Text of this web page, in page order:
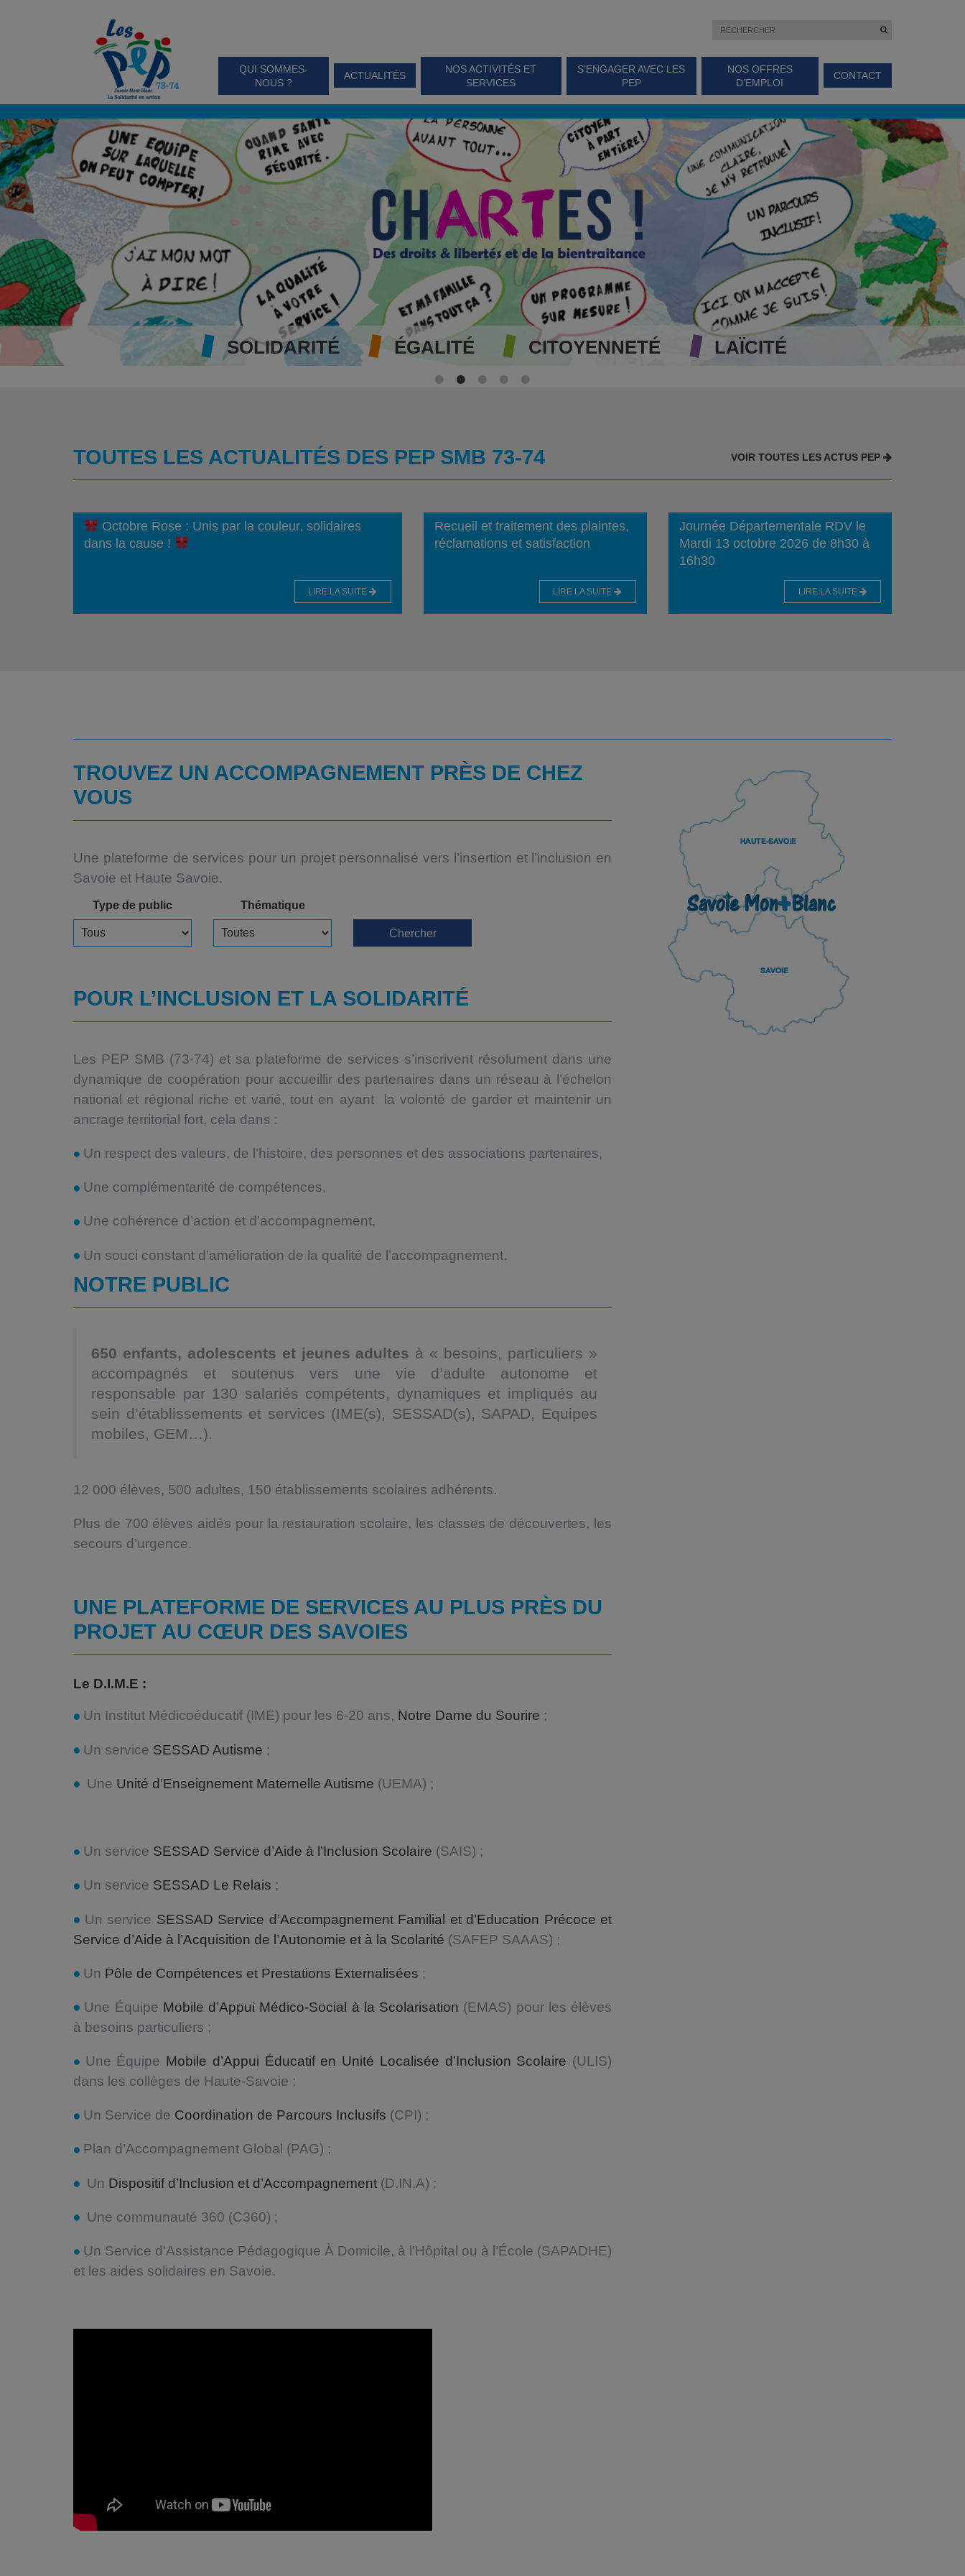
QUI SOMMES-
NOUS ?
ACTUALITÉS
NOS ACTIVITÉS ET
SERVICES
S’ENGAGER AVEC LES
PEP
NOS OFFRES
D’EMPLOI
CONTACT
SOLIDARITÉ ÉGALITÉ CITOYENNETÉ LAÏCITÉ
VOIR TOUTES LES ACTUS PEP
TOUTES LES ACTUALITÉS DES PEP SMB 73-74
Octobre Rose : Unis par la couleur, solidaires
dans la cause !
LIRE LA SUITE
Recueil et traitement des plaintes,
réclamations et satisfaction
LIRE LA SUITE
Journée Départementale RDV le
Mardi 13 octobre 2026 de 8h30 à
16h30
LIRE LA SUITE
TROUVEZ UN ACCOMPAGNEMENT PRÈS DE CHEZ
VOUS
Une plateforme de services pour un projet personnalisé vers l’insertion et l’inclusion en
Savoie et Haute Savoie.
Type de public Thématique
Chercher
POUR L’INCLUSION ET LA SOLIDARITÉ
Les PEP SMB (73-74) et sa plateforme de services s’inscrivent résolument dans une
dynamique de coopération pour accueillir des partenaires dans un réseau à l’échelon
national et régional riche et varié, tout en ayant la volonté de garder et maintenir un
ancrage territorial fort, cela dans :
Un respect des valeurs, de l’histoire, des personnes et des associations partenaires,
Une complémentarité de compétences,
Une cohérence d’action et d’accompagnement,
Un souci constant d’amélioration de la qualité de l’accompagnement.
NOTRE PUBLIC
650 enfants, adolescents et jeunes adultes à « besoins, particuliers »
accompagnés et soutenus vers une vie d’adulte autonome et
responsable par 130 salariés compétents, dynamiques et impliqués au
sein d’établissements et services (IME(s), SESSAD(s), SAPAD, Equipes
mobiles, GEM…).
12 000 élèves, 500 adultes, 150 établissements scolaires adhérents.
Plus de 700 élèves aidés pour la restauration scolaire, les classes de découvertes, les
secours d’urgence.
UNE PLATEFORME DE SERVICES AU PLUS PRÈS DU
PROJET AU CŒUR DES SAVOIES
Le D.I.M.E :
Un Institut Médicoéducatif (IME) pour les 6-20 ans, Notre Dame du Sourire ;
Un service SESSAD Autisme ;
Une Unité d’Enseignement Maternelle Autisme (UEMA) ;
Un service SESSAD Service d’Aide à l’Inclusion Scolaire (SAIS) ;
Un service SESSAD Le Relais ;
Un service SESSAD Service d’Accompagnement Familial et d’Education Précoce et
Service d’Aide à l’Acquisition de l’Autonomie et à la Scolarité (SAFEP SAAAS) ;
Un Pôle de Compétences et Prestations Externalisées ;
Une Équipe Mobile d’Appui Médico-Social à la Scolarisation (EMAS) pour les élèves
à besoins particuliers ;
Une Équipe Mobile d’Appui Éducatif en Unité Localisée d’Inclusion Scolaire (ULIS)
dans les collèges de Haute-Savoie ;
Un Service de Coordination de Parcours Inclusifs (CPI) ;
Plan d’Accompagnement Global (PAG) ;
Un Dispositif d’Inclusion et d’Accompagnement (D.IN.A) ;
Une communauté 360 (C360) ;
Un Service d’Assistance Pédagogique À Domicile, à l’Hôpital ou à l’École (SAPADHE)
et les aides solidaires en Savoie.